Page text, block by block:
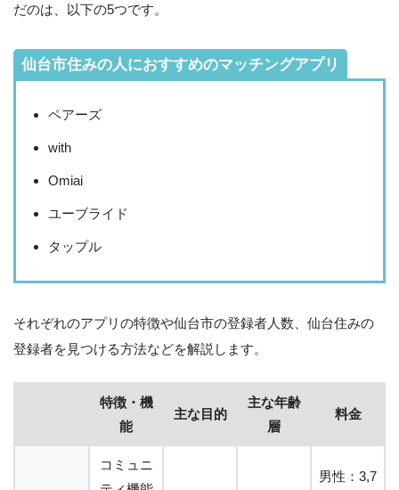
だのは、以下の5つです。
仙台市住みの人におすすめのマッチングアプリ
ペアーズ
with
Omiai
ユーブライド
タップル
それぞれのアプリの特徴や仙台市の登録者人数、仙台住みの
登録者を見つける方法などを解説します。
特徴・機
能
主な目的
主な年齢
層
料金
コミュニ
男性：3,7